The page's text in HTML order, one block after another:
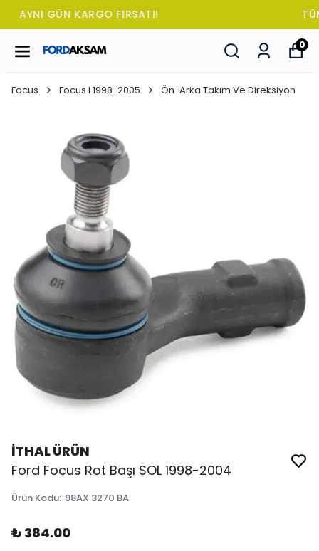
TÜM SİPARİŞLERDE OTO KOKUSU HEDİYE!
0
Focus Focus I 1998-2005 Ön-Arka Takım Ve Direksiyon
İTHAL ÜRÜN
Ford Focus Rot Başı SOL 1998-2004
Ürün Kodu: 98AX 3270 BA
₺ 384.00